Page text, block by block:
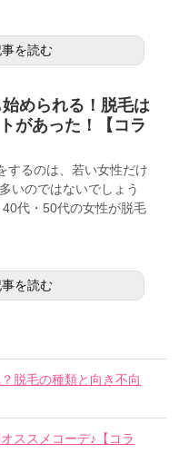
を読む
められる！脱毛は
があった！【コラ
するのは、若い女性だけ
いのではないでしょう
代・50代の女性が脱毛
を読む
脱毛の種類と向き不向
ススメコーデ♪【コラ